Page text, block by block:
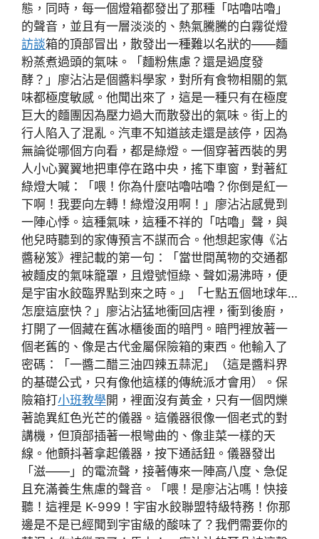
態，同時，每一個燈箱都發出了那種「咕嚕咕嚕」
的聲音，並且有一層淡淡的、熱氣騰騰的白霧從燈
訪談箱的頂部冒出，散發出一種難以名狀的——麵
粉蒸煮過頭的氣味。「麵粉焦慮？還是過度發
酵？」廖沾沾是個醬料學家，對所有食物相關的氣
味都極度敏感。他聞出來了，這是一種只有在極度
巨大的麵團因為壓力過大而散發出的氣味。街上的
行人陷入了混亂。汽車不知道該走還是該停，因為
無論從哪個方向看，都是綠燈。一個穿著西裝的男
人小心翼翼地把車停在路中央，搖下車窗，對著紅
綠燈大喊：「喂！你為什麼咕嚕咕嚕？你倒是紅一
下啊！我要向左轉！綠燈沒用啊！」廖沾沾感覺到
一陣心悸。這種氣味，這種不祥的「咕嚕」聲，與
他兒時聽到的家傳預言不謀而合。他想起家傳《沾
醬秘笈》裡記載的第一句：「當世間萬物的交通都
被麵皮的氣味籠罩，且燈號恒綠、聲如湯沸時，便
是宇宙水餃臨界點到來之時。」「七點五個地球年…
怎麼這麼快？」廖沾沾猛地衝回店裡，衝到後廚，
打開了一個藏在舊冰櫃後面的暗門。暗門裡放著一
個老舊的、像是古代金屬保險箱的東西。他輸入了
密碼：「一醬二醋三油四辣五蒜泥」（這是醬料界
的基礎公式，只有像他這樣的傳統派才會用）。保
險箱打小班教學開，裡面沒有黃金，只有一個閃爍
著詭異紅色光芒的儀器。這儀器很像一個老式的對
講機，但頂部插著一根彎曲的、像韭菜一樣的天
線。他顫抖著拿起儀器，按下通話鈕。儀器發出
「滋——」的電流聲，接著傳來一陣高八度、急促
且充滿養生焦慮的聲音。「喂！是廖沾沾嗎！快接
聽！這裡是 K-999！宇宙水餃聯盟特級特務！你那
邊是不是已經聞到宇宙級的酸味了？我們需要你的